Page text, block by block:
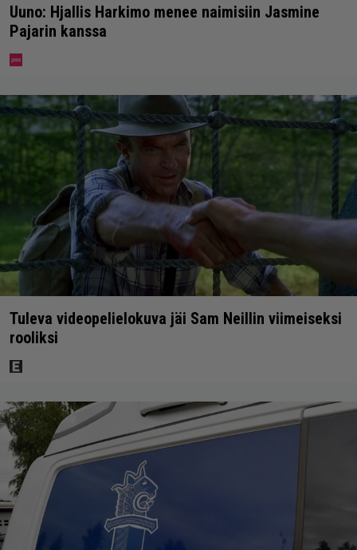
Uuno: Hjallis Harkimo menee naimisiin Jasmine
Pajarin kanssa
Tuleva videopelielokuva jäi Sam Neillin viimeiseksi
rooliksi